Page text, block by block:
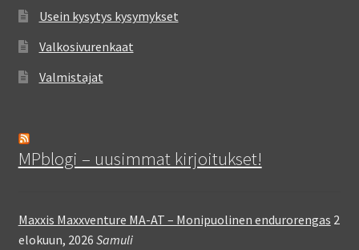
Usein kysytys kysymykset
Valkosivurenkaat
Valmistajat
MPblogi – uusimmat kirjoitukset!
Maxxis Maxxventure MA-AT – Monipuolinen endurorengas 2
elokuun, 2026 Samuli